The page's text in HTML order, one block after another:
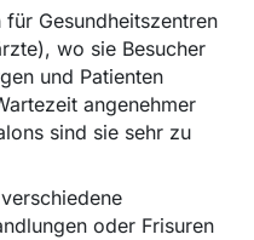
Gesundheitszentren
wo sie Besucher
und Patienten
angenehmer
sind sie sehr zu
oder Frisuren